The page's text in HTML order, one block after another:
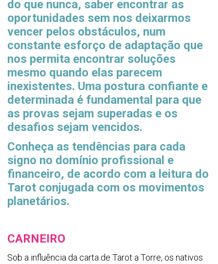
do que nunca, saber encontrar as
oportunidades sem nos deixarmos
vencer pelos obstáculos, num
constante esforço de adaptação que
nos permita encontrar soluções
mesmo quando elas parecem
inexistentes. Uma postura confiante e
determinada é fundamental para que
as provas sejam superadas e os
desafios sejam vencidos.
Conheça as tendências para cada
signo no domínio profissional e
financeiro, de acordo com a leitura do
Tarot conjugada com os movimentos
planetários.
CARNEIRO
Sob a influência da carta de Tarot a Torre, os nativos